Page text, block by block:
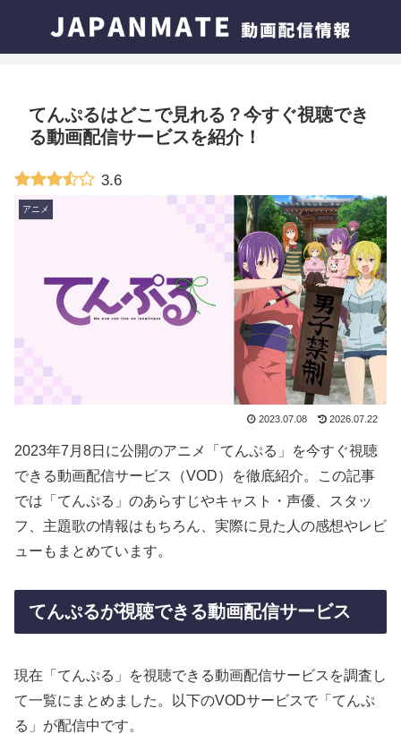
てんぷるはどこで見れる？今すぐ視聴でき
る動画配信サービスを紹介！
3.6
アニメ
2023.07.08 2026.07.22
2023年7月8日に公開のアニメ「てんぷる」を今すぐ視聴
できる動画配信サービス（VOD）を徹底紹介。この記事
では「てんぷる」のあらすじやキャスト・声優、スタッ
フ、主題歌の情報はもちろん、実際に見た人の感想やレビ
ューもまとめています。
てんぷるが視聴できる動画配信サービス
現在「てんぷる」を視聴できる動画配信サービスを調査し
て一覧にまとめました。以下のVODサービスで「てんぷ
る」が配信中です。